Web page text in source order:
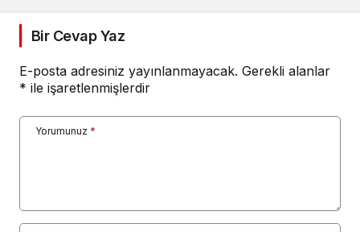
Bir Cevap Yaz
E-posta adresiniz yayınlanmayacak. Gerekli alanlar
* ile işaretlenmişlerdir
Yorumunuz *